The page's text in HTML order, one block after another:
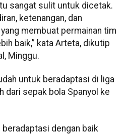
sangat sulit untuk dicetak.
ketenangan, dan
membuat permainan tim
baik,” kata Arteta, dikutip
Minggu.
untuk beradaptasi di liga
dari sepak bola Spanyol ke
dengan baik